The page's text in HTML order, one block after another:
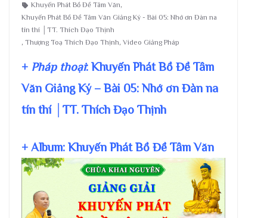
Khuyến Phát Bồ Đề Tâm Văn,
Khuyến Phát Bồ Đề Tâm Văn Giảng Ký - Bài 05: Nhớ ơn Đàn na
tín thí │TT. Thích Đạo Thịnh
, Thượng Toạ Thích Đạo Thịnh, Video Giảng Pháp
+ Pháp thoại: Khuyến Phát Bồ Đề Tâm
Văn Giảng Ký – Bài 05: Nhớ ơn Đàn na
tín thí │TT. Thích Đạo Thịnh
+ Album: Khuyến Phát Bồ Đề Tâm Văn